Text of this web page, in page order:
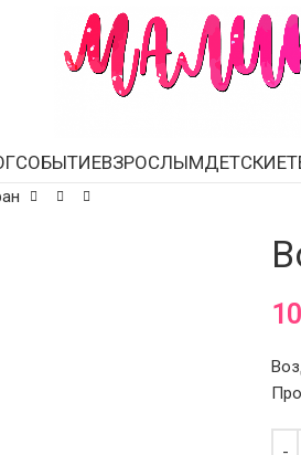
СОБЫТИЕВЗРОСЛЫМДЕТСКИЕ